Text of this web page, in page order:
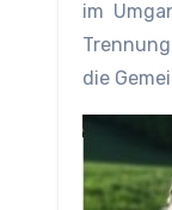
im
die